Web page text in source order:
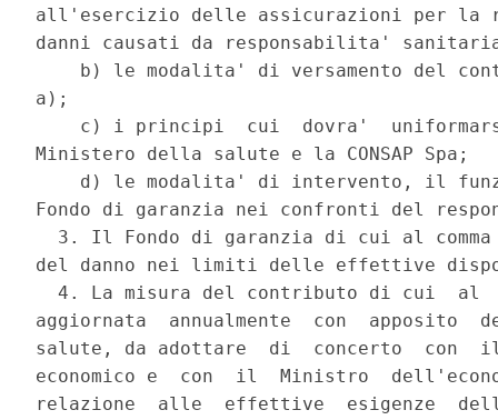
all'esercizio delle assicurazioni per
danni causati da responsabilita'
b) le modalita' di versamento del
a);
c) i principi  cui  dovra'
Ministero della salute e la CONSAP Spa;
d) le modalita' di intervento, il
Fondo di garanzia nei confronti del
3. Il Fondo di garanzia di cui al
del danno nei limiti delle effettive
4. La misura del contributo di cui  al
aggiornata  annualmente  con  apposito
salute, da adottare  di  concerto  con
economico e  con  il  Ministro
relazione  alle  effettive  esigenze